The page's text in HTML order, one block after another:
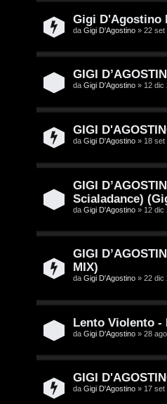
Gigi D'Agostino
da Gigi D'Agostino » 22 set
GIGI
da Gigi D'Agostino » 12 dic
GIGI
da Gigi D'Agostino » 18 set
GIGI
Scialadance)
da Gigi D'Agostino » 12 dic
GIGI
MIX)
da Gigi D'Agostino » 22 dic
Lento Violento -
da Gigi D'Agostino » 28
GIGI
da Gigi D'Agostino » 17 set